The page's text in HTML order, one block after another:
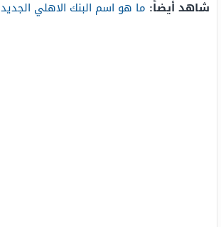
شاهد أيضاً: ما هو اسم البنك الاهلي الجديد